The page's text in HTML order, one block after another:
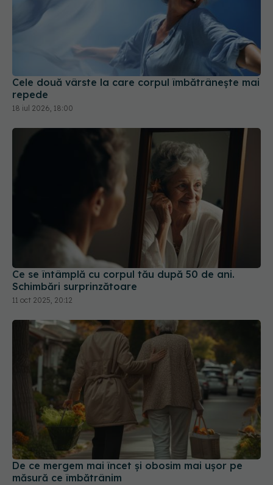
Cele două vârste la care corpul îmbătrânește mai
repede
18 iul 2026, 18:00
Ce se întâmplă cu corpul tău după 50 de ani.
Schimbări surprinzătoare
11 oct 2025, 20:12
De ce mergem mai încet și obosim mai ușor pe
măsură ce îmbătrânim